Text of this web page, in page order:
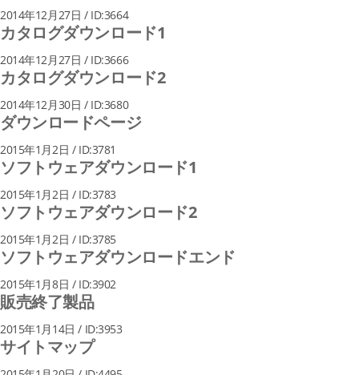
2014年12月27日 / ID:3664
カタログダウンロード1
2014年12月27日 / ID:3666
カタログダウンロード2
2014年12月30日 / ID:3680
ダウンロードページ
2015年1月2日 / ID:3781
ソフトウェアダウンロード1
2015年1月2日 / ID:3783
ソフトウェアダウンロード2
2015年1月2日 / ID:3785
ソフトウェアダウンロードエンド
2015年1月8日 / ID:3902
販売終了製品
2015年1月14日 / ID:3953
サイトマップ